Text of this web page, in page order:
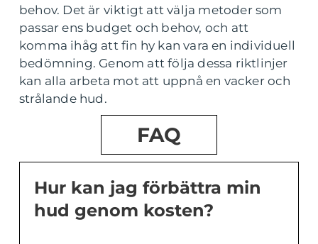
behov. Det är viktigt att välja metoder som
passar ens budget och behov, och att
komma ihåg att fin hy kan vara en individuell
bedömning. Genom att följa dessa riktlinjer
kan alla arbeta mot att uppnå en vacker och
strålande hud.
FAQ
Hur kan jag förbättra min
hud genom kosten?